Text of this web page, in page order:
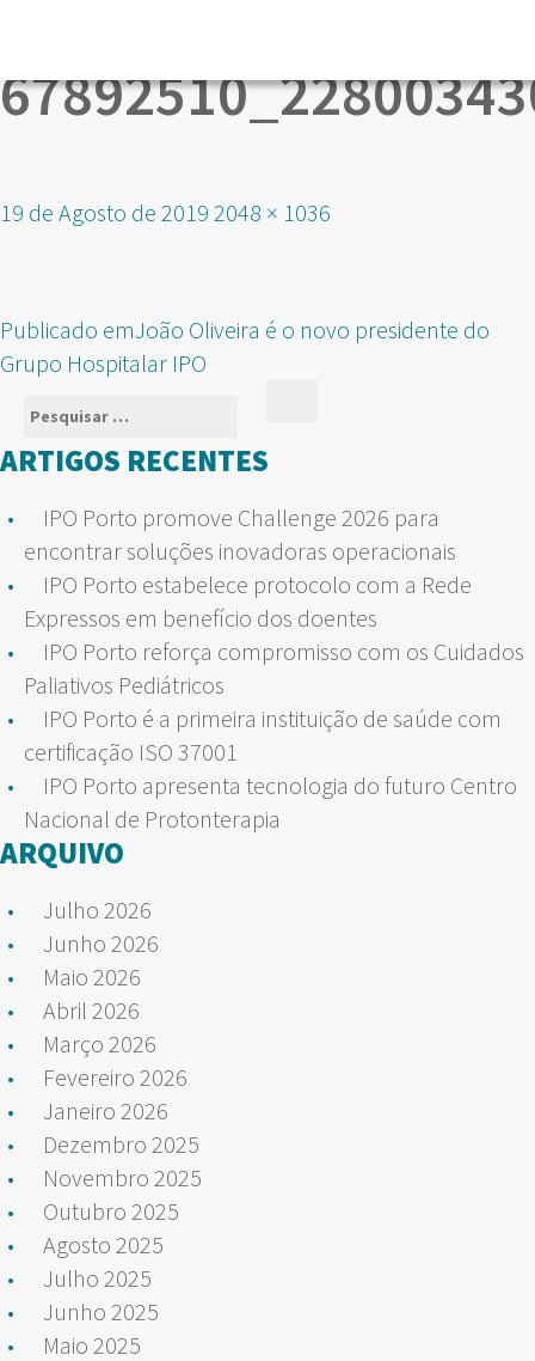
Publicado
19 de Agosto de 2019 Tamanho
2048 × 1036
NAVEGAÇÃO
DE
ARTIGOS
Publicado emJoão Oliveira é o novo presidente do
Grupo Hospitalar IPO
Pesquisar
por:
ARTIGOS RECENTES
IPO Porto promove Challenge 2026 para
encontrar soluções inovadoras operacionais
IPO Porto estabelece protocolo com a Rede
Expressos em benefício dos doentes
IPO Porto reforça compromisso com os Cuidados
Paliativos Pediátricos
IPO Porto é a primeira instituição de saúde com
certificação ISO 37001
IPO Porto apresenta tecnologia do futuro Centro
Nacional de Protonterapia
ARQUIVO
Julho 2026
Junho 2026
Maio 2026
Abril 2026
Março 2026
Fevereiro 2026
Janeiro 2026
Dezembro 2025
Novembro 2025
Outubro 2025
Agosto 2025
Julho 2025
Junho 2025
Maio 2025